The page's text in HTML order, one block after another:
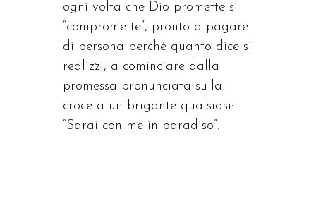
ogni volta che Dio promette si
“compromette”, pronto a pagare
di persona perché quanto dice si
realizzi, a cominciare dalla
promessa pronunciata sulla
croce a un brigante qualsiasi:
“Sarai con me in paradiso”.